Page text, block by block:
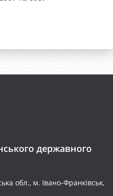
державного
обл., м. Івано-Франківськ,